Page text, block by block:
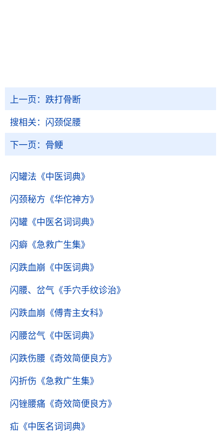
上一页： 跌打骨断
搜相关： 闪颈促腰
下一页： 骨鲠
闪罐法 《中医词典》
闪颈秘方 《华佗神方》
闪罐 《中医名词词典》
闪癖 《急救广生集》
闪跌血崩 《中医词典》
闪腰、岔气 《手穴手纹诊治》
闪跌血崩 《傅青主女科》
闪腰岔气 《中医词典》
闪跌伤腰 《奇效简便良方》
闪折伤 《急救广生集》
闪锉腰痛 《奇效简便良方》
疝 《中医名词词典》